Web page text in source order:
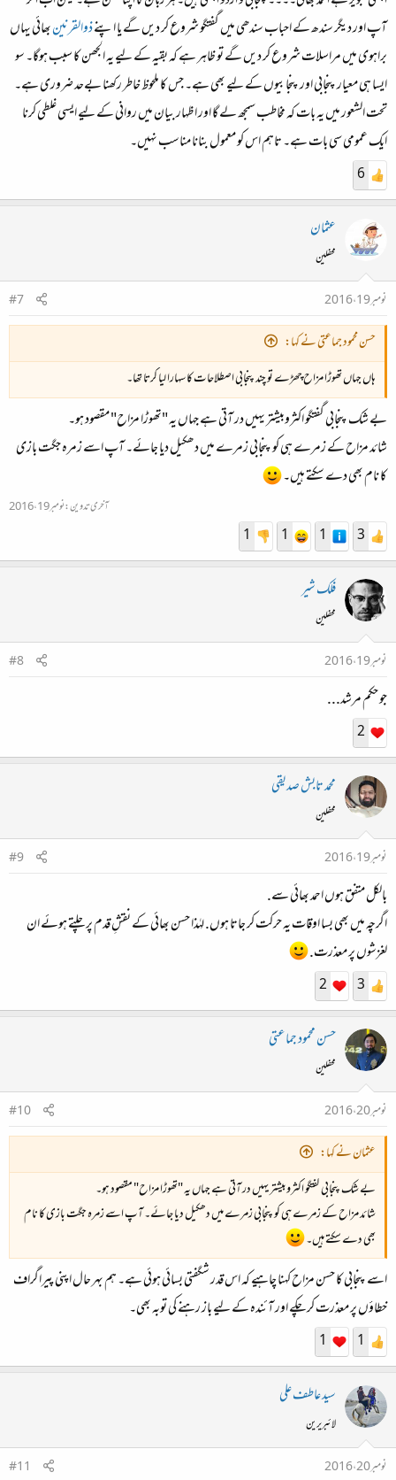
آپ اور دیگر سندھ کے احباب سندھی میں گفتگو شروع کر دیں گے یا اپنےذوالقرنینبھائی یہاں
براہوی میں مراسلات شروع کر دیں گے تو ظاہر ہے کہ بقیہ کے لیے یہ الجھن کا سبب ہوگا۔ سو
ایسا ہی معیار پنجابی اور پنجابیوں کے لیے بھی ہے۔ جس کا ملحوظ خاطر رکھنا بےحد ضروری ہے۔
تحت الشعور میں یہ بات کہ مخاطب سمجھ لے گا اور اظہار بیان میں روانی کے لیے ایسی غلطی کرنا
ایک عمومی سی بات ہے۔ تاہم اس کو معمول بنانا مناسب نہیں۔
6
عثمان
محفلین
نومبر 19، 2016
#7
حسن محمود جماعتی نے کہا:
ہاں جہاں تھوڑا مزاح چھڑے تو چند پنجابی اصطلاحات کا سہارا لیا کرتا تھا۔
بے شک پنجابی گفتگو اکثروبیشتر یہیں در آتی ہے جہاں یہ "تھوڑا مزاح" مقصود ہو۔
شائد مزاح کے زمرے ہی کو پنجابی زمرے میں دھکیل دیا جائے۔ آپ اسے زمرہ جگت بازی
کا نام بھی دے سکتے ہیں۔
آخری تدوین:نومبر 19، 2016
3
1
1
1
فلک شیر
محفلین
نومبر 19، 2016
#8
جو حکم مرشد...
2
محمد تابش صدیقی
محفلین
نومبر 19، 2016
#9
بالکل متفق ہوں احمد بھائی سے.
اگرچہ میں بھی بسا اوقات یہ حرکت کر جاتا ہوں. لہٰذا حسن بھائی کے نقشِ قدم پر چلتے ہوئے ان
لغزشوں پر معذرت.
3
2
حسن محمود جماعتی
محفلین
نومبر 20، 2016
#10
عثمان نے کہا:
بے شک پنجابی گفتگو اکثروبیشتر یہیں در آتی ہے جہاں یہ "تھوڑا مزاح" مقصود ہو۔
شائد مزاح کے زمرے ہی کو پنجابی زمرے میں دھکیل دیا جائے۔ آپ اسے زمرہ جگت بازی کا نام
بھی دے سکتے ہیں۔
اسے پنجابی کا حسن مزاح کہنا چاہیے کہ اس قدر شگفتی بسائی ہوئی ہے۔ ہم بہر حال اپنی پیراگراف
خطاؤں پر معذرت کر چکے اور آئندہ کے لیے باز رہنے کی توبہ بھی۔
1
1
سید عاطف علی
لائبریرین
نومبر 20، 2016
#11